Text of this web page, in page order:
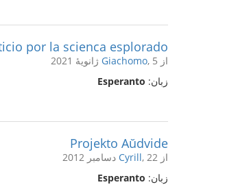
por la scienca esplorado
از Giachomo, 5 ژانویهٔ 2021
زبان: Esperanto
Projekto Aŭdvide
از Cyrill, 22 دسامبر 2012
زبان: Esperanto